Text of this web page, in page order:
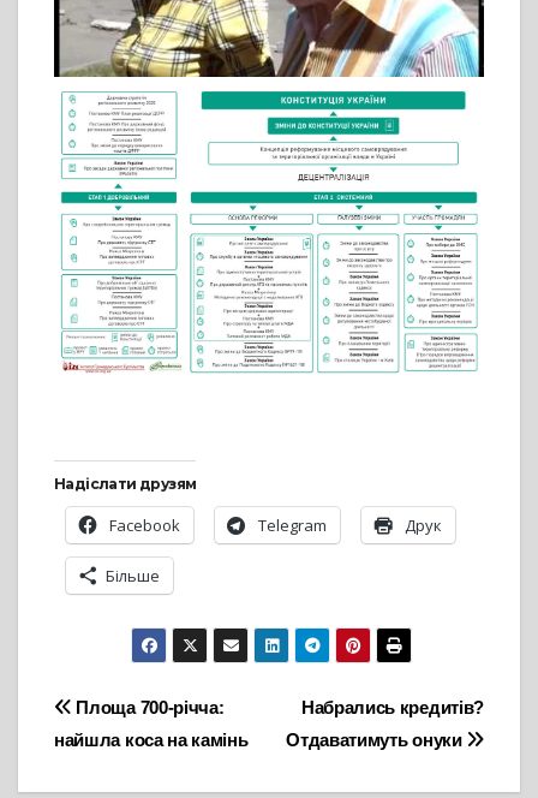
Надіслати друзям
Facebook Telegram Друк
Більше
Навігація
Набрались кредитів?
Отдаватимуть онуки
Площа 700-річча:
найшла коса на камінь